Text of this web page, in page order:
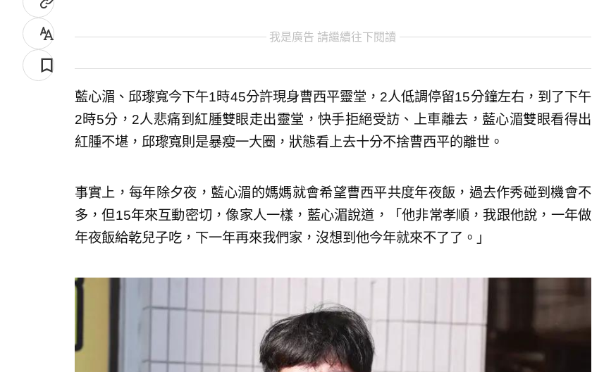
我是廣告 請繼續往下閱讀
藍心湄、邱瓈寬今下午1時45分許現身曹西平靈堂，2人低調停留15分鐘左右，到了下午
2時5分，2人悲痛到紅腫雙眼走出靈堂，快手拒絕受訪、上車離去，藍心湄雙眼看得出
紅腫不堪，邱瓈寬則是暴瘦一大圈，狀態看上去十分不捨曹西平的離世。
事實上，每年除夕夜，藍心湄的媽媽就會希望曹西平共度年夜飯，過去作秀碰到機會不
多，但15年來互動密切，像家人一樣，藍心湄說道，「他非常孝順，我跟他說，一年做
年夜飯給乾兒子吃，下一年再來我們家，沒想到他今年就來不了了。」